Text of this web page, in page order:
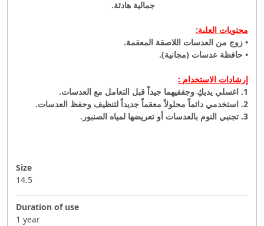
جمالية هادئة.
محتويات العلبة:
• زوج من العدسات اللاصقة المعقمة.
• حافظة عدسات (مجانية).
إرشادات الاستخدام :
1. اغسلي يديكِ وجففيهما جيداً قبل التعامل مع العدسات.
2. استخدمي دائماً محلولاً معقماً جديداً لتنظيف وحفظ العدسات.
3. تجنبي النوم بالعدسات أو تعريضها لمياه الصنبور.
Size
14.5
Duration of use
1 year